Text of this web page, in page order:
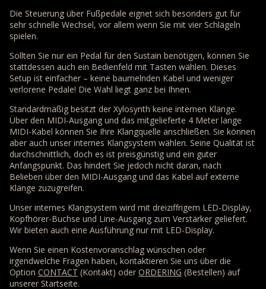
Die Steuerung über Fußpedale eignet sich besonders gut für
sehr schnelle Wechsel, vor allem wenn Sie mit vier Schlägeln
spielen.
Sollten Sie nur ein Pedal für den Sustain benötigen, können Sie
stattdessen auch ein Bedienfeld mit Tasten wählen. Dieses
Setup ist einfacher – keine baumelnden Kabel und weniger
verlorene Pedale! Die Wahl liegt ganz bei Ihnen.
Standardmäßig besitzt der Xylosynth keine internen Klänge.
Über den MIDI-Ausgang und das mitgelieferte 4 Meter lange
MIDI-Kabel können Sie Ihre Klangquelle anschließen. Sie können
aber auch unser internes Klangsystem wählen. Seine Qualität ist
durchschnittlich, doch es ist preisgünstig und ein guter
Anfangspunkt. Das hindert Sie jedoch nicht daran, nach
Belieben über den MIDI-Ausgang und das Kabel auf externe
Klänge zuzugreifen.
Unser internes Klangsystem wird mit dreiziffrigem LED-Display,
Kopfhörer-Buchse und Line-Ausgang zum Verstärker geliefert.
Wir bieten auch eine Ausführung nur mit LED-Display.
Wenn Sie einen Kostenvoranschlag wünschen oder
irgendwelche Fragen haben, kontaktieren Sie uns über die
Option CONTACT (Kontakt) oder ORDERING (Bestellen) auf
unserer Startseite.